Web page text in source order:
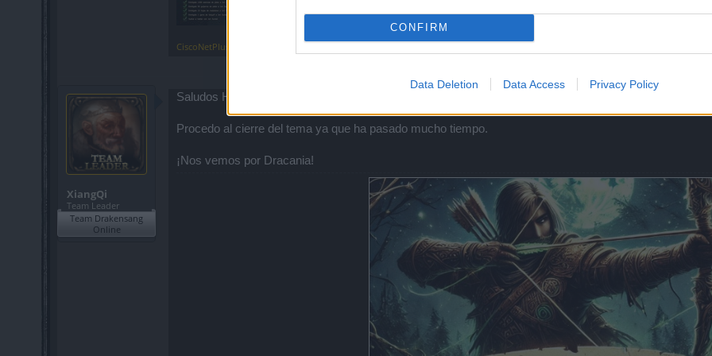
CONFIRM
Data Deletion Data Access Privacy Policy
CiscoNetPlus
XiangQi
Team Leader
Team Drakensang
Online
Saludos Héroes y heroínas de Dracania,
Procedo al cierre del tema ya que ha pasado mucho tiempo.
¡Nos vemos por Dracania!